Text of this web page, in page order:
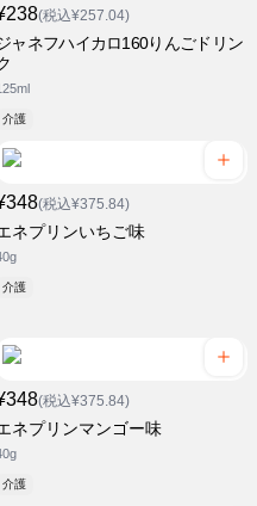
(税込¥257.04)
ャネフハイカロ160りんごドリン
介護
(税込¥375.84)
ネプリンいちご味
介護
(税込¥375.84)
ネプリンマンゴー味
介護